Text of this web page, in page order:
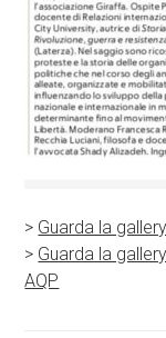
> Guarda la
> Guarda la
AQP